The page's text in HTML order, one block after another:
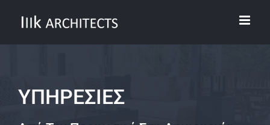
ΥΠΗΡΕΣΙΕΣ